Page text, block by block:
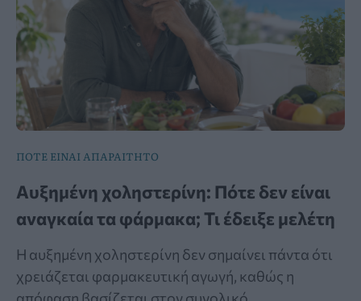
ΠΟΤΕ ΕΙΝΑΙ ΑΠΑΡΑΙΤΗΤΟ
Αυξημένη χοληστερίνη: Πότε δεν είναι
αναγκαία τα φάρμακα; Τι έδειξε μελέτη
Η αυξημένη χοληστερίνη δεν σημαίνει πάντα ότι
χρειάζεται φαρμακευτική αγωγή, καθώς η